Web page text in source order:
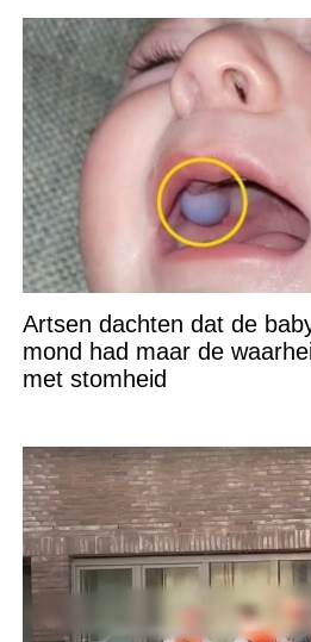
Artsen dachten dat de
mond had maar de
met stomheid